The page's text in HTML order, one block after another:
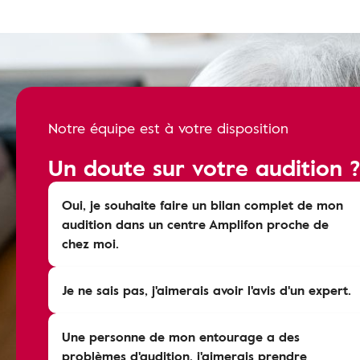
Notre équipe est à votre disposition
Un doute sur votre audition ?
Oui, je souhaite faire un bilan complet de mon
audition dans un centre Amplifon proche de
chez moi.
Je ne sais pas, j'aimerais avoir l'avis d'un expert.
Une personne de mon entourage a des
problèmes d'audition, j'aimerais prendre